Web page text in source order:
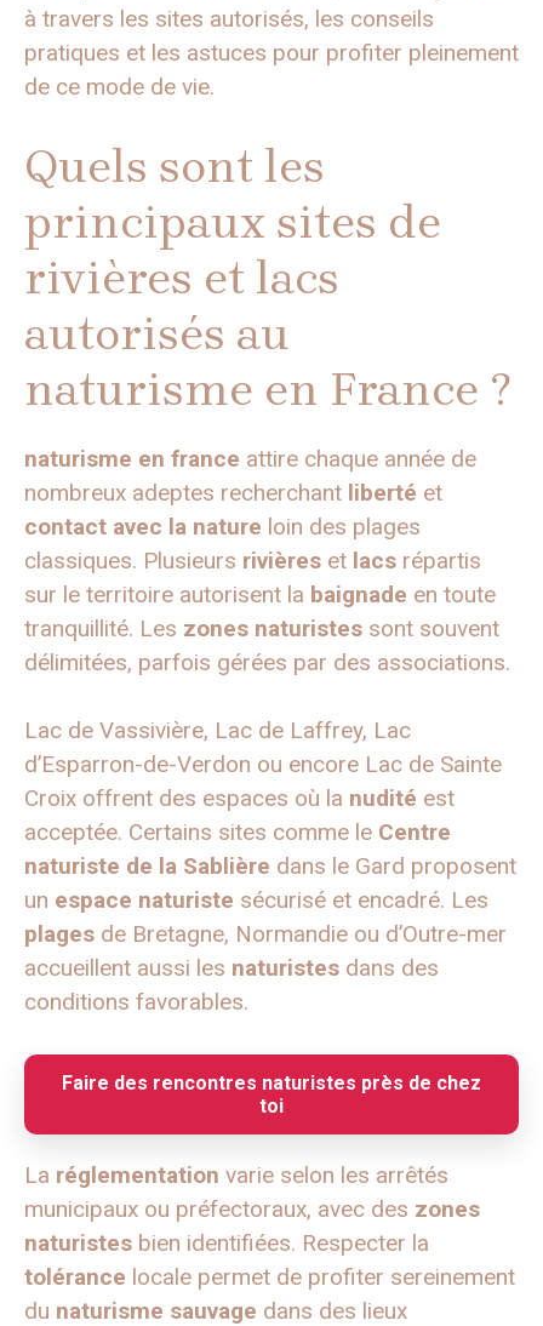
à travers les sites autorisés, les conseils
pratiques et les astuces pour profiter pleinement
de ce mode de vie.
Quels sont les
principaux sites de
rivières et lacs
autorisés au
naturisme en France ?
naturisme en france attire chaque année de
nombreux adeptes recherchant liberté et
contact avec la nature loin des plages
classiques. Plusieurs rivières et lacs répartis
sur le territoire autorisent la baignade en toute
tranquillité. Les zones naturistes sont souvent
délimitées, parfois gérées par des associations.
Lac de Vassivière, Lac de Laffrey, Lac
d’Esparron-de-Verdon ou encore Lac de Sainte
Croix offrent des espaces où la nudité est
acceptée. Certains sites comme le Centre
naturiste de la Sablière dans le Gard proposent
un espace naturiste sécurisé et encadré. Les
plages de Bretagne, Normandie ou d’Outre-mer
accueillent aussi les naturistes dans des
conditions favorables.
Faire des rencontres naturistes près de chez
toi
La réglementation varie selon les arrêtés
municipaux ou préfectoraux, avec des zones
naturistes bien identifiées. Respecter la
tolérance locale permet de profiter sereinement
du naturisme sauvage dans des lieux